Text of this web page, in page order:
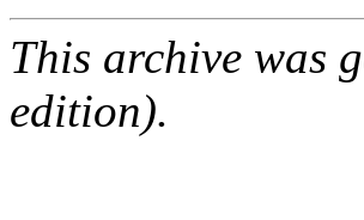
This archive was
edition).